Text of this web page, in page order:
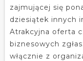
zajmującej się
dziesiątek innych
Atrakcyjna oferta
biznesowych
włącznie z